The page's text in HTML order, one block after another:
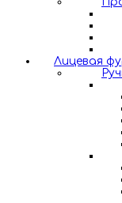
Лицевая